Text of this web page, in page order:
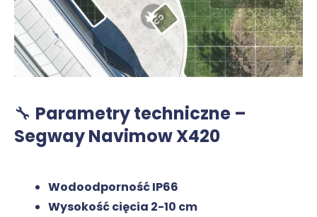
🔧 Parametry techniczne –
Segway Navimow X420
Wodoodporność IP66
Wysokość cięcia 2-10 cm